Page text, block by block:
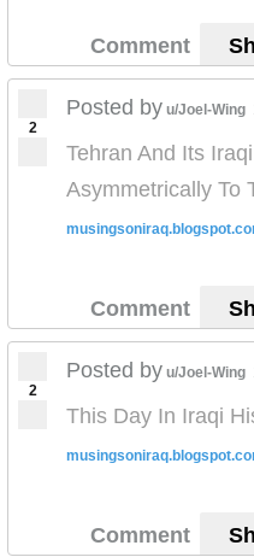
Comment
2
Posted by u/Joel-Wing
Tehran And Its
Asymmetrically To
Comment
2
Posted by u/Joel-Wing
This Day In Iraqi
Comment